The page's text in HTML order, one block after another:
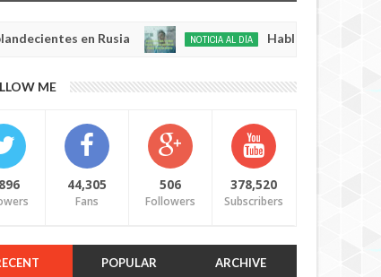
en Rusia
20250
NOTICIA AL DÍA Habló con Dios: Hombre en
ME
44,305
Fans
506
Followers
378,520
Subscribers
POPULAR ARCHIVE